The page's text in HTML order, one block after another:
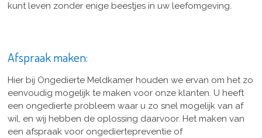
kunt leven zonder enige beestjes in uw leefomgeving.
Afspraak maken:
Hier bij Ongedierte Meldkamer houden we ervan om het zo
eenvoudig mogelijk te maken voor onze klanten. U heeft
een ongedierte probleem waar u zo snel mogelijk van af
wil, en wij hebben de oplossing daarvoor. Het maken van
een afspraak voor ongediertepreventie of